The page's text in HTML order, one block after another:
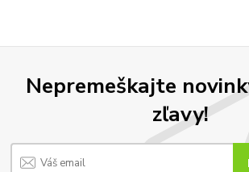
Nepremeškajte
zľavy!